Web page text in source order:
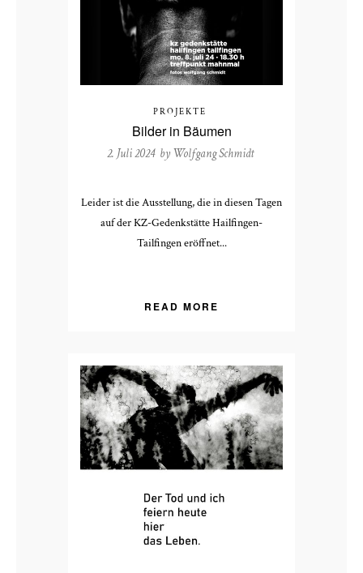
PROJEKTE
Bilder in Bäumen
2. Juli 2024 by Wolfgang Schmidt
Leider ist die Ausstellung, die in diesen Tagen
auf der KZ-Gedenkstätte Hailfingen-
Tailfingen eröffnet...
READ MORE